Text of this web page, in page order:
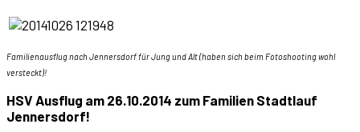
Familienausflug nach Jennersdorf für Jung und Alt (haben sich beim Fotoshooting wohl
versteckt)!
HSV Ausflug am 26.10.2014 zum Familien Stadtlauf
Jennersdorf!